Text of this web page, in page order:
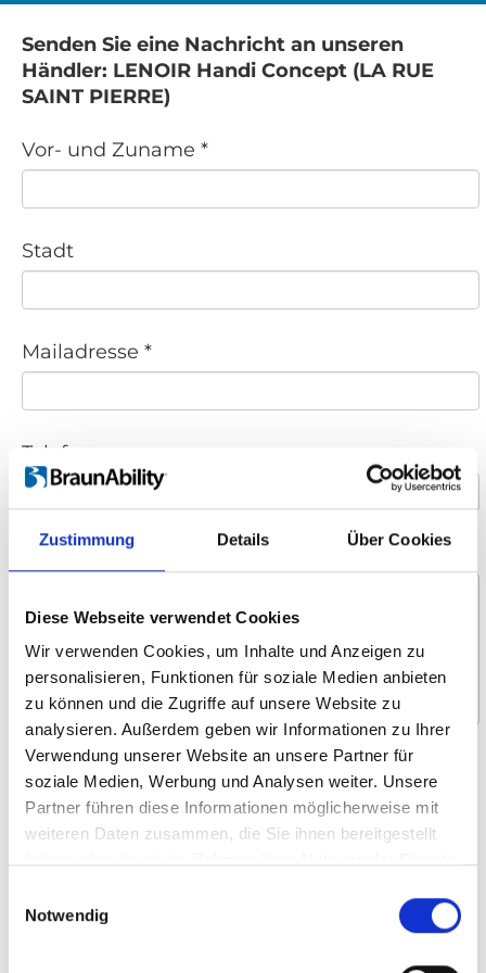
Zustimmung Details Über Cookies
Diese Webseite verwendet Cookies
Wir verwenden Cookies, um Inhalte und Anzeigen zu
personalisieren, Funktionen für soziale Medien anbieten
zu können und die Zugriffe auf unsere Website zu
analysieren. Außerdem geben wir Informationen zu Ihrer
Verwendung unserer Website an unsere Partner für
soziale Medien, Werbung und Analysen weiter. Unsere
Partner führen diese Informationen möglicherweise mit
weiteren Daten zusammen, die Sie ihnen bereitgestellt
Notwendig
Senden Sie eine Nachricht an unseren
Händler: LENOIR Handi Concept (LA RUE
SAINT PIERRE)
Vor- und Zuname *
Stadt
Mailadresse *
Telefonnr.
Nachricht *
Wofür interessieren Sie sich?
Um- und Hinsetzen
Heben und Verstauen
Rollstuhllifte